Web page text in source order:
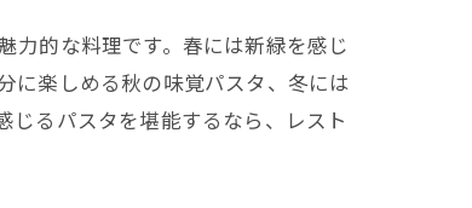
力的な料理です。春には新緑を感じ
に楽しめる秋の味覚パスタ、冬には
るパスタを堪能するなら、レスト